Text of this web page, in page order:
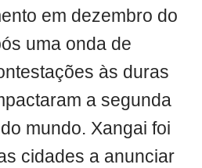
em dezembro do
uma onda de
às duras
a segunda
mundo. Xangai foi
cidades a anunciar